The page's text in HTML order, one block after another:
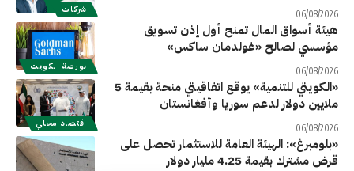
شركات 06/08/2026
بورصة الكويت
هيئة أسواق المال تمنح أول إذن تسويق
مؤسسي لصالح «غولدمان ساكس»
06/08/2026
اقتصاد محلي
«الكويتي للتنمية» يوقع اتفاقيتي منحة بقيمة 5
ملايين دولار لدعم سوريا وأفغانستان
06/08/2026
«بلومبرغ»: الهيئة العامة للاستثمار تحصل على
قرض مشترك بقيمة 4.25 مليار دولار